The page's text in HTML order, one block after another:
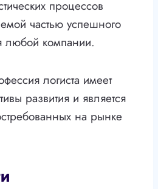
процессов
частью успешного
любой компании.
логиста имеет
развития и является
на рынке